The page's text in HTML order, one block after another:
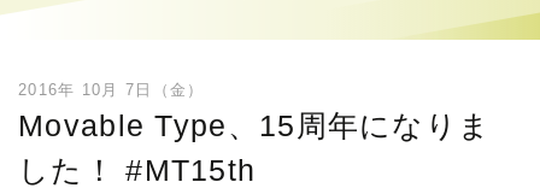
2016年 10月 7日（金）
Movable Type、15周年になりま
した！ #MT15th